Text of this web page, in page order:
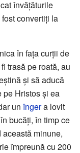
învățăturile
convertiți la
în fața curții de
trasă pe roată, au
și să aducă
pe Hristos și ea
un îngera lovit
bucăți, în timp ce
minune,
împreună cu 200